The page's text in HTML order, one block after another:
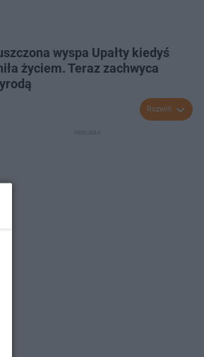
wyspa Upałty kiedyś
życiem. Teraz zachwyca
Rozwiń